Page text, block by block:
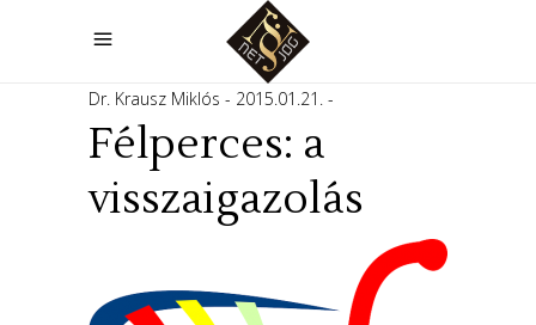
Dr. Krausz Miklós 2015.01.21.
Félperces: a
visszaigazolás